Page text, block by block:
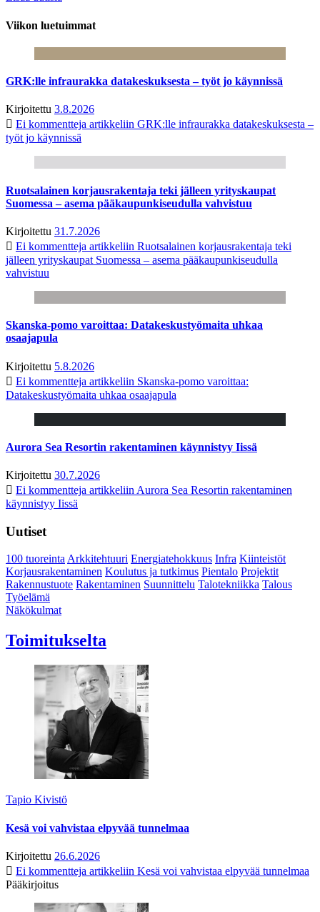
Viikon luetuimmat
GRK:lle infraurakka datakeskuksesta – työt jo käynnissä
Kirjoitettu 3.8.2026
Ei kommentteja artikkeliin GRK:lle infraurakka datakeskuksesta –
työt jo käynnissä
Ruotsalainen korjausrakentaja teki jälleen yrityskaupat
Suomessa – asema pääkaupunkiseudulla vahvistuu
Kirjoitettu 31.7.2026
Ei kommentteja artikkeliin Ruotsalainen korjausrakentaja teki
jälleen yrityskaupat Suomessa – asema pääkaupunkiseudulla
vahvistuu
Skanska-pomo varoittaa: Datakeskustyömaita uhkaa
osaajapula
Kirjoitettu 5.8.2026
Ei kommentteja artikkeliin Skanska-pomo varoittaa:
Datakeskustyömaita uhkaa osaajapula
Aurora Sea Resortin rakentaminen käynnistyy Iissä
Kirjoitettu 30.7.2026
Ei kommentteja artikkeliin Aurora Sea Resortin rakentaminen
käynnistyy Iissä
Uutiset
100 tuoreintaArkkitehtuuri Energiatehokkuus Infra Kiinteistöt
Korjausrakentaminen Koulutus ja tutkimus Pientalo Projektit
Rakennustuote Rakentaminen Suunnittelu Talotekniikka Talous
Työelämä
Näkökulmat
Toimitukselta
Tapio Kivistö
Kesä voi vahvistaa elpyvää tunnelmaa
Kirjoitettu 26.6.2026
Ei kommentteja artikkeliin Kesä voi vahvistaa elpyvää tunnelmaa
Pääkirjoitus